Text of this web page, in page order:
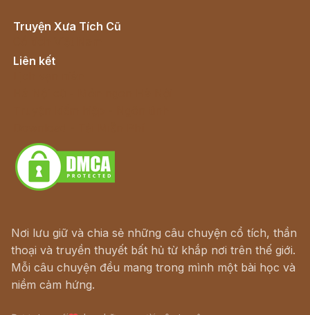
Truyện Xưa Tích Cũ
Liên kết
Nơi lưu giữ và chia sẻ những câu chuyện cổ tích, thần
thoại và truyền thuyết bất hủ từ khắp nơi trên thế giới.
Mỗi câu chuyện đều mang trong mình một bài học và
niềm cảm hứng.